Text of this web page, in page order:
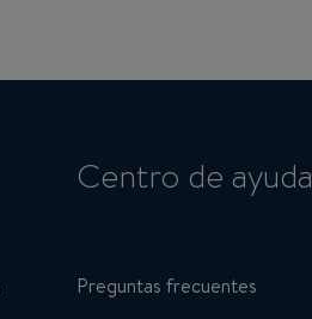
Centro de ayuda
Preguntas frecuentes